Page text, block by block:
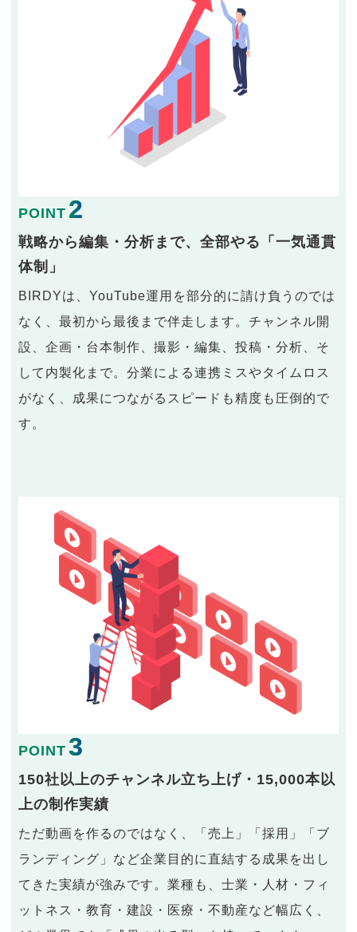
POINT 2
戦略から編集・分析まで、全部やる「一気通貫
体制」
BIRDYは、YouTube運用を部分的に請け負うのでは
なく、最初から最後まで伴走します。チャンネル開
設、企画・台本制作、撮影・編集、投稿・分析、そ
して内製化まで。分業による連携ミスやタイムロス
がなく、成果につながるスピードも精度も圧倒的で
す。
POINT 3
150社以上のチャンネル立ち上げ・15,000本以
上の制作実績
ただ動画を作るのではなく、「売上」「採用」「ブ
ランディング」など企業目的に直結する成果を出し
てきた実績が強みです。業種も、士業・人材・フィ
ットネス・教育・建設・医療・不動産など幅広く、